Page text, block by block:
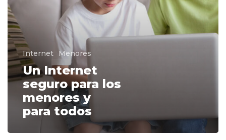
y
para
todos
Internet Menores
Un Internet
seguro para los
menores y
para todos